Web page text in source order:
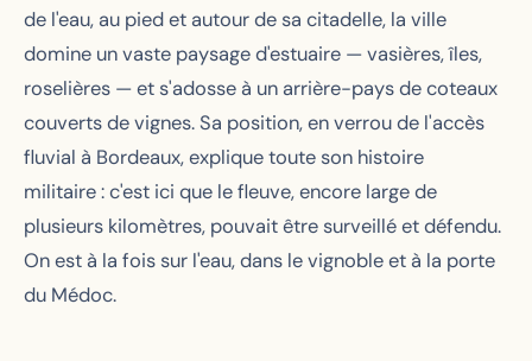
de l'eau, au pied et autour de sa citadelle, la ville
domine un vaste paysage d'estuaire — vasières, îles,
roselières — et s'adosse à un arrière-pays de coteaux
couverts de vignes. Sa position, en verrou de l'accès
fluvial à Bordeaux, explique toute son histoire
militaire : c'est ici que le fleuve, encore large de
plusieurs kilomètres, pouvait être surveillé et défendu.
On est à la fois sur l'eau, dans le vignoble et à la porte
du Médoc.